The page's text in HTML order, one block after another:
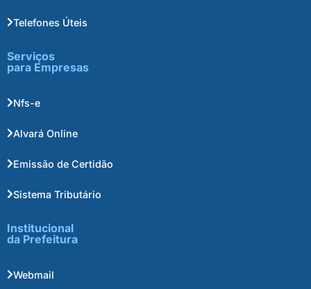
Telefones Úteis
Serviços
para Empresas
Nfs-e
Alvará Online
Emissão de Certidão
Sistema Tributário
Institucional
da Prefeitura
Webmail